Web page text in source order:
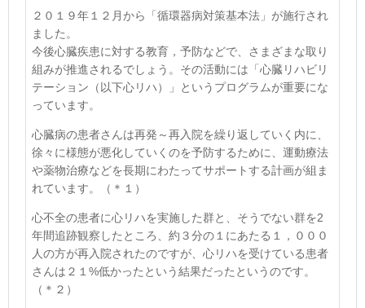
２０１９年１２月から「循環器病対策基本法」が施行され
ました。
今後心臓疾患に対する教育，予防などで、さまざまな取り
組みが推進されるでしょう。その活動には「心臓リハビリ
テーション（以下心リハ）」というプログラムが重要にな
っています。
心臓病の患者さんは再発～再入院を繰り返していく内に、
徐々に様態が悪化していくのを予防するために、運動療法
や薬物治療などを長期にわたってサポートする計画が組ま
れています。
（＊１）
心不全の患者に心リハを実施した群と、そうでない群を2
年間追跡観察したところ、約３分の１にあたる１，０００
人の方が再入院されたのですが、心リハを受けている患者
さんは２１ %低かったという結果だったというのです。
（＊２）